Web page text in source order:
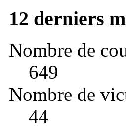
12 derniers
Nombre de
649
Nombre de
44